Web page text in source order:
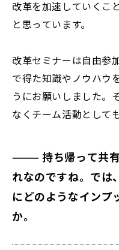
改革を加速していくこ
と思っています。
改革セミナーは自由参
で得た知識やノウハウ
うにお願いしました。
なくチーム活動として
——— 持ち帰って共
れなのですね。では
にどのようなインプ
か。